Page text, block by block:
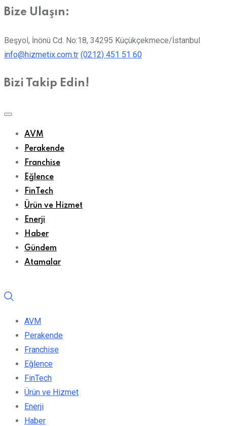
Bize Ulaşın:
Beşyol, İnönü Cd. No:18, 34295 Küçükçekmece/İstanbul
info@hizmetix.com.tr (0212) 451 51 60
Bizi Takip Edin!
AVM
Perakende
Franchise
Eğlence
FinTech
Ürün ve Hizmet
Enerji
Haber
Gündem
Atamalar
AVM
Perakende
Franchise
Eğlence
FinTech
Ürün ve Hizmet
Enerji
Haber